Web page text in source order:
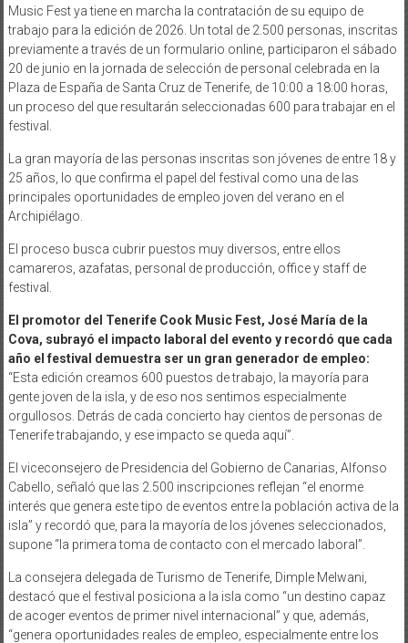
Music Fest ya tiene en marcha la contratación de su equipo de
trabajo para la edición de 2026. Un total de 2.500 personas, inscritas
previamente a través de un formulario online, participaron el sábado
20 de junio en la jornada de selección de personal celebrada en la
Plaza de España de Santa Cruz de Tenerife, de 10:00 a 18:00 horas,
un proceso del que resultarán seleccionadas 600 para trabajar en el
festival.
La gran mayoría de las personas inscritas son jóvenes de entre 18 y
25 años, lo que confirma el papel del festival como una de las
principales oportunidades de empleo joven del verano en el
Archipiélago.
El proceso busca cubrir puestos muy diversos, entre ellos
camareros, azafatas, personal de producción, office y staff de
festival.
El promotor del Tenerife Cook Music Fest, José María de la
Cova, subrayó el impacto laboral del evento y recordó que cada
año el festival demuestra ser un gran generador de empleo:
“Esta edición creamos 600 puestos de trabajo, la mayoría para
gente joven de la isla, y de eso nos sentimos especialmente
orgullosos. Detrás de cada concierto hay cientos de personas de
Tenerife trabajando, y ese impacto se queda aquí”.
El viceconsejero de Presidencia del Gobierno de Canarias, Alfonso
Cabello, señaló que las 2.500 inscripciones reflejan “el enorme
interés que genera este tipo de eventos entre la población activa de la
isla” y recordó que, para la mayoría de los jóvenes seleccionados,
supone “la primera toma de contacto con el mercado laboral”.
La consejera delegada de Turismo de Tenerife, Dimple Melwani,
destacó que el festival posiciona a la isla como “un destino capaz
de acoger eventos de primer nivel internacional” y que, además,
“genera oportunidades reales de empleo, especialmente entre los